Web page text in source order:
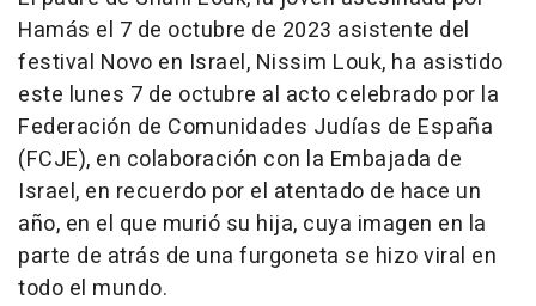
Hamás el 7 de octubre de 2023 asistente del
festival Novo en Israel, Nissim Louk, ha asistido
este lunes 7 de octubre al acto celebrado por la
Federación de Comunidades Judías de España
(FCJE), en colaboración con la Embajada de
Israel, en recuerdo por el atentado de hace un
año, en el que murió su hija, cuya imagen en la
parte de atrás de una furgoneta se hizo viral en
todo el mundo.